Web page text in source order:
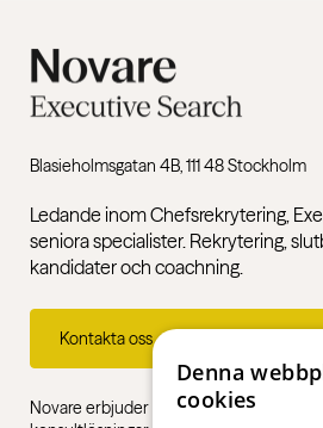
Blasieholmsgatan 4B, 111 48 Stockholm
Ledande inom Chefsrekrytering,
seniora specialister. Rekrytering,
kandidater och coachning.
Kontakta oss
Novare erbjuder specialistkompetens
Denna
cookies